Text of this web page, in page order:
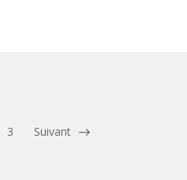
3 Suivant